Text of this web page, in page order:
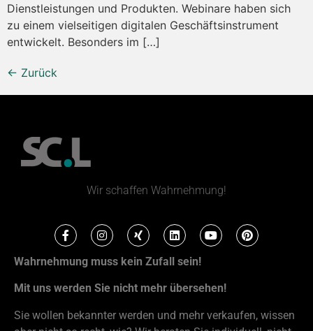
Dienstleistungen und Produkten. Webinare haben sich
zu einem vielseitigen digitalen Geschäftsinstrument
entwickelt. Besonders im […]
← Zurück
Wir schaffen Wahrnehmung!
Wahrnehmung muss kein Zufall sein!
Mit uns werden Sie nicht mehr übersehen!
Sie wollen bekannter werden und mehr verkaufen, wissen